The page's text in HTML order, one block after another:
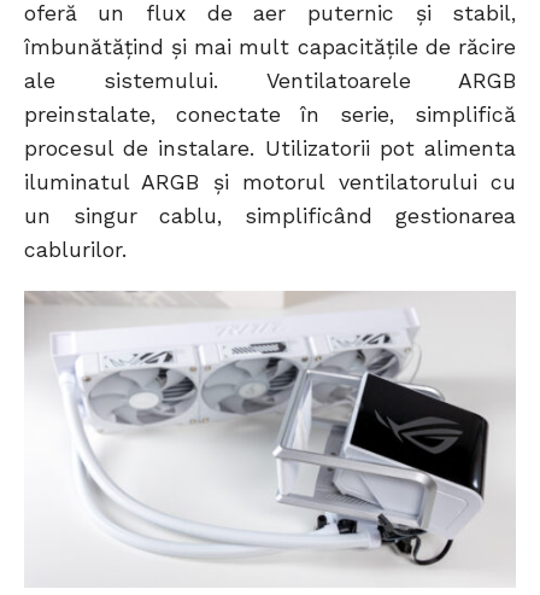
oferă un flux de aer puternic și stabil,
îmbunătățind și mai mult capacitățile de răcire
ale sistemului. Ventilatoarele ARGB
preinstalate, conectate în serie, simplifică
procesul de instalare. Utilizatorii pot alimenta
iluminatul ARGB și motorul ventilatorului cu
un singur cablu, simplificând gestionarea
cablurilor.